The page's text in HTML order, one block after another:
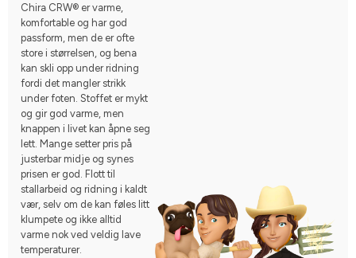
Chira CRW® er varme,
komfortable og har god
passform, men de er ofte
store i størrelsen, og bena
kan skli opp under ridning
fordi det mangler strikk
under foten. Stoffet er mykt
og gir god varme, men
knappen i livet kan åpne seg
lett. Mange setter pris på
justerbar midje og synes
prisen er god. Flott til
stallarbeid og ridning i kaldt
vær, selv om de kan føles litt
klumpete og ikke alltid
varme nok ved veldig lave
temperaturer.